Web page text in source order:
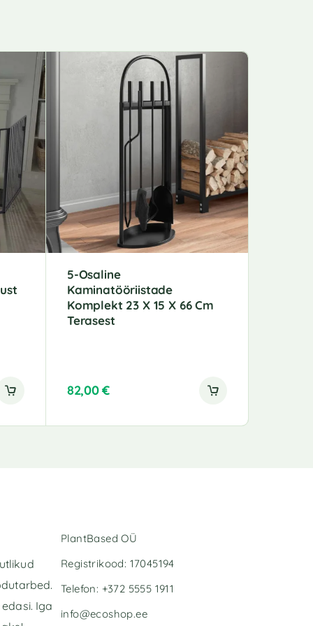
5-Osaline
Kaminatööriistade
Komplekt 23 X 15 X 66 Cm
Terasest
82,00€
Iga
PlantBased OÜ
Registrikood: 17045194
Telefon: +372 5555 1911
info@ecoshop.ee